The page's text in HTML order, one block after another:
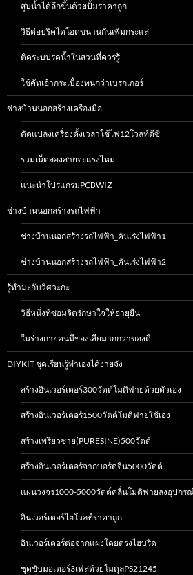
สูบน้ำได้ลึกขึ้นด้วยปั้มราคาถูก
วิธีต่อบริคไดโอดขนานกันเพิ่มกระแส
ติดระบบรดน้ำในสวนที่ควรรู้
ใช้คัทเอ้ากระเบื้องทนกว่าเบรกเกอร์
ช่างบ้านนอกสร้างเครื่องมือ
ดัดแปลงเครื่องตั้งเวลาใช้ไฟ12โวลท์ดีซี
รวมเน็ตสองสายจะแรงไหม
แนะนำโปรแกรมPCBWIZ
ช่างบ้านนอกสร้างรถไฟฟ้า
ช่างบ้านนอกสร้างรถไฟฟ้า_คันเร่งไฟฟ้า1
ช่างบ้านนอกสร้างรถไฟฟ้า_คันเร่งไฟฟ้า2
รู้ทำมะกับวิศวะกะ
วิธีหนึ่งที่ซ่อมจิตรักษาใจให้อายุยืน
ในร่างกายคนมีของเสียมากกว่าของดี
DIYKIT ชุดเรียนรู้ทำเองได้ง่ายจัง
สร้างอินเวอร์เตอร์300วัตต์โมดิฟายด้วยตัวเอง
สร้างอินเวอร์เตอร์1500วัตต์โมดิฟายใช้เอง
สร้างเพรียวซาย(PURESINE)500วัตต์
สร้างอินเวอร์เตอร์จากบอร์ดจีน5000วัตต์
แผ่นวงจร1000-5000วัตต์คลื่นโมดิฟายลงอุปกร
อินเวอร์เตอร์ไฮโวลท์ราคาถูก
อินเวอร์เตอร์ต่อจากแผงโดยตรงไฮบริด
ชุดขับมอเตอร์3เฟสด้วยโมดุลPS21245